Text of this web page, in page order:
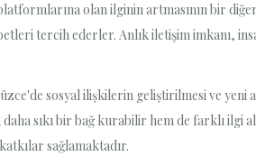
olan ilginin artmasının bir
tercih ederler. Anlık iletişim imkanı,
sosyal ilişkilerin geliştirilmesi ve
sıkı bir bağ kurabilir hem de farklı ilgi
sağlamaktadır.